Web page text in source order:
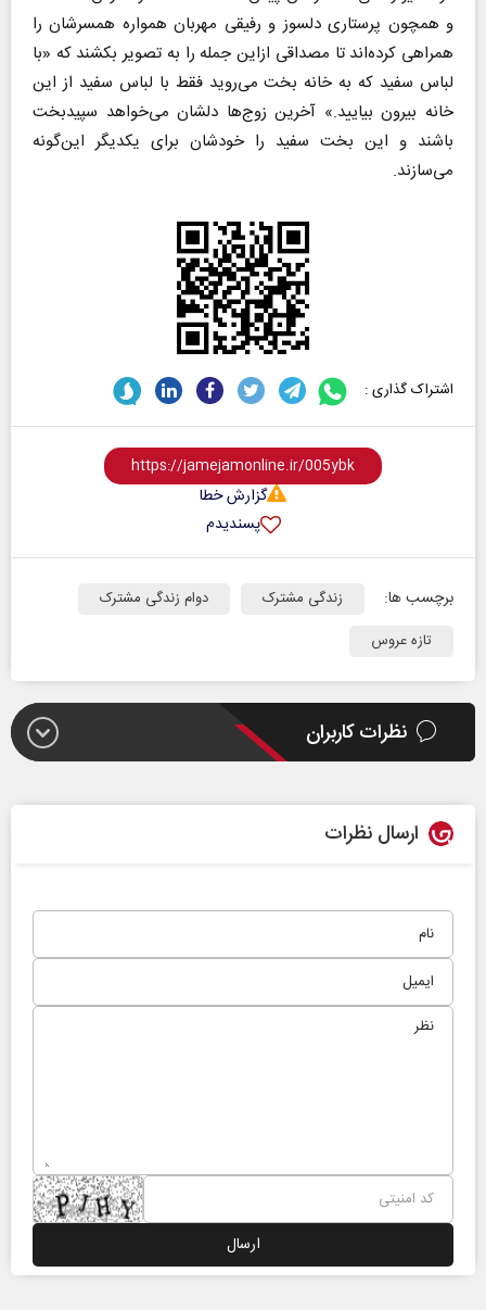
و همچون پرستاری دلسوز و رفیقی مهربان همواره همسرشان را
همراهی کرده‌اند تا مصداقی ازاین جمله را به تصویر بکشند که «با
لباس سفید که به خانه بخت می‌روید فقط با لباس سفید از این
خانه بیرون بیایید.» آخرین زوج‌ها دلشان می‌خواهد سپیدبخت
باشند و این بخت سفید را خودشان برای یکدیگر این‌گونه
می‌سازند.
اشتراک گذاری :
گزارش خطا
پسندیدم
برچسب ها: زندگی مشترک
دوام زندگی مشترک
تازه عروس
نظرات کاربران
ارسال نظرات